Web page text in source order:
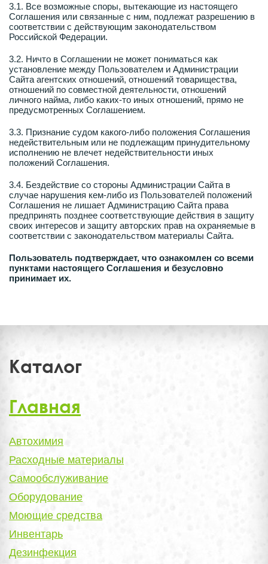
3.1. Все возможные споры, вытекающие из настоящего
Соглашения или связанные с ним, подлежат разрешению в
соответствии с действующим законодательством
Российской Федерации.
3.2. Ничто в Соглашении не может пониматься как
установление между Пользователем и Администрации
Сайта агентских отношений, отношений товарищества,
отношений по совместной деятельности, отношений
личного найма, либо каких-то иных отношений, прямо не
предусмотренных Соглашением.
3.3. Признание судом какого-либо положения Соглашения
недействительным или не подлежащим принудительному
исполнению не влечет недействительности иных
положений Соглашения.
3.4. Бездействие со стороны Администрации Сайта в
случае нарушения кем-либо из Пользователей положений
Соглашения не лишает Администрацию Сайта права
предпринять позднее соответствующие действия в защиту
своих интересов и защиту авторских прав на охраняемые в
соответствии с законодательством материалы Сайта.
Пользователь подтверждает, что ознакомлен со всеми
пунктами настоящего Соглашения и безусловно
принимает их.
Каталог
Главная
Автохимия
Расходные материалы
Самообслуживание
Оборудование
Моющие средства
Инвентарь
Дезинфекция